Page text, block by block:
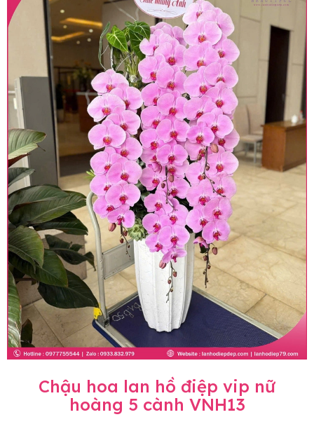
Chậu hoa lan hồ điệp vip nữ
hoàng 5 cành VNH13